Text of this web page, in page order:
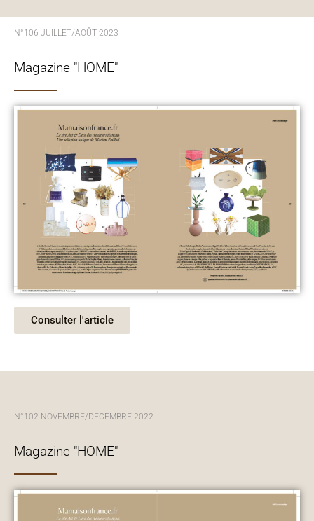
N°106 JUILLET/AOÛT 2023
Magazine "HOME"
Consulter l'article
N°102 NOVEMBRE/DECEMBRE 2022
Magazine "HOME"